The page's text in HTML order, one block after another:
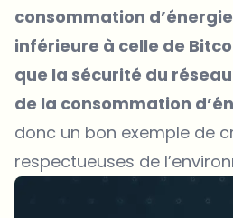
consommation
inférieure à celle de
que la sécurité du
de la consommation
donc un bon exemple de
respectueuses de